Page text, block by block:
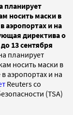
планирует
носить маски в
аэропортах и на
директива о
13 сентября
планирует
носить маски в
аэропортах и на
Reuters со
(TSA)